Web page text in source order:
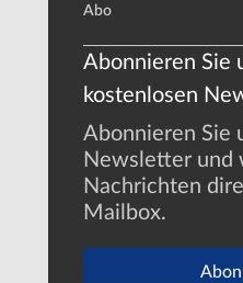
Abo
Abonnieren Sie
kostenlosen
Abonnieren Sie
Newsletter und
Nachrichten
Mailbox.